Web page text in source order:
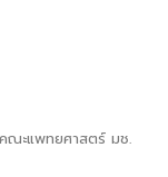
ณะแพทยศาสตร์ มช.